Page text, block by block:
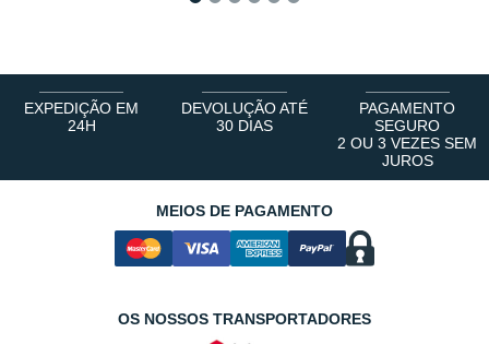
EXPEDIÇÃO EM
24H
DEVOLUÇÃO ATÉ
30 DIAS
PAGAMENTO
SEGURO
2 OU 3 VEZES SEM
JUROS
MEIOS DE PAGAMENTO
OS NOSSOS TRANSPORTADORES